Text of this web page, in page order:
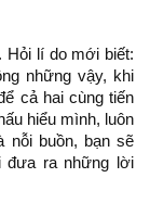
Hỏi lí do mới biết:
những vậy, khi
cả hai cùng tiến
hiểu mình, luôn
nỗi buồn, bạn sẽ
đưa ra những lời